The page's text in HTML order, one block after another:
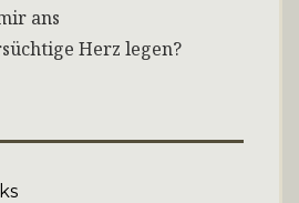
ans
Herz legen?